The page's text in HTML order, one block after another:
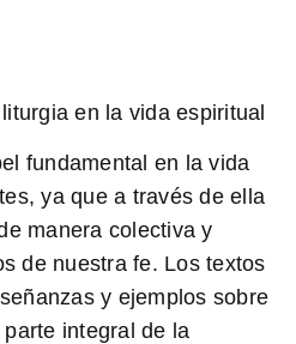
en la vida espiritual
fundamental en la vida
ya que a través de ella
manera colectiva y
de nuestra fe. Los textos
y ejemplos sobre
integral de la